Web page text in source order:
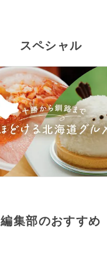
スペシャル
編集部のおすすめ